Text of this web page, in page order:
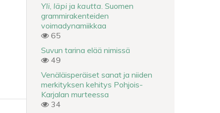
Yli läpi ja kautta . Suomen
grammirakenteiden
voimadynamiikkaa
65
Suvun tarina elää nimissä
49
Venäläisperäiset sanat ja niiden
merkityksen kehitys Pohjois-
Karjalan murteessa
34